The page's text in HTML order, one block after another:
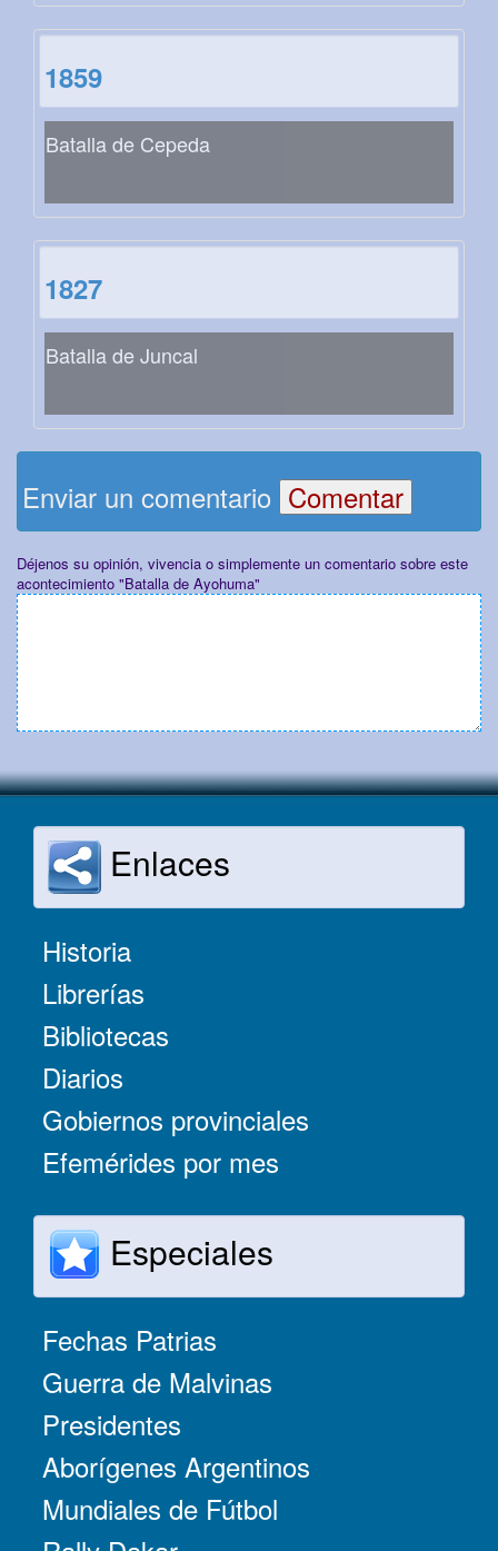
1859
Batalla de Cepeda
1827
Batalla de Juncal
Enviar un comentario
Déjenos su opinión, vivencia o simplemente un comentario sobre este
acontecimiento "Batalla de Ayohuma"
Enlaces
Historia
Librerías
Bibliotecas
Diarios
Gobiernos provinciales
Efemérides por mes
Especiales
Fechas Patrias
Guerra de Malvinas
Presidentes
Aborígenes Argentinos
Mundiales de Fútbol